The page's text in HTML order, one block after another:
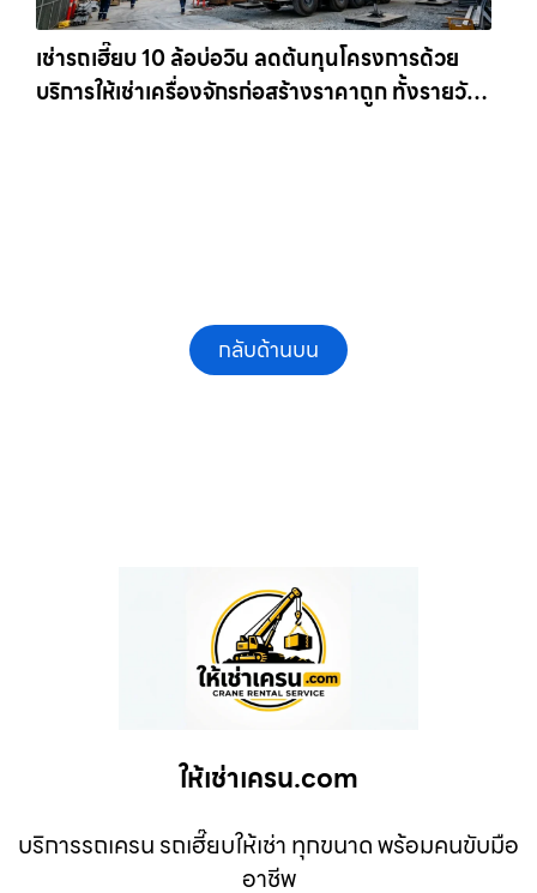
เช่ารถเฮี๊ยบ 10 ล้อบ่อวิน ลดต้นทุนโครงการด้วย
บริการให้เช่าเครื่องจักรก่อสร้างราคาถูก ทั้งรายวัน
กลับด้านบน
ให้เช่าเครน.com
บริการรถเครน รถเฮี๊ยบให้เช่า ทุกขนาด พร้อมคนขับมือ
อาชีพ